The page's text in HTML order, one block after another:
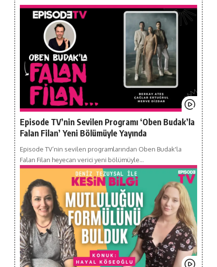
Episode TV’nin Sevilen Programı ‘Oben Budak’la
Falan Filan’ Yeni Bölümüyle Yayında
Episode TV’nin sevilen programlarından Oben Budak'la
Falan Filan heyecan verici yeni bölümüyle…